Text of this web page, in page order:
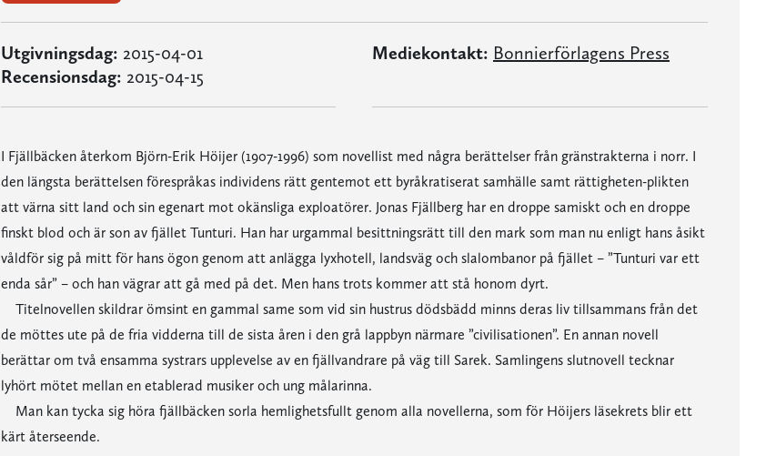
Utgivningsdag: 2015-04-01
Recensionsdag: 2015-04-15
Mediekontakt: Bonnierförlagens Press
I Fjällbäcken återkom Björn-Erik Höijer (1907-1996) som novellist med några berättelser från gränstrakterna i norr. I
den längsta berättelsen förespråkas individens rätt gentemot ett byråkratiserat samhälle samt rättigheten-plikten
att värna sitt land och sin egenart mot okänsliga exploatörer. Jonas Fjällberg har en droppe samiskt och en droppe
finskt blod och är son av fjället Tunturi. Han har urgammal besittningsrätt till den mark som man nu enligt hans åsikt
våldför sig på mitt för hans ögon genom att anlägga lyxhotell, landsväg och slalombanor på fjället – ”Tunturi var ett
enda sår” – och han vägrar att gå med på det. Men hans trots kommer att stå honom dyrt.
Titelnovellen skildrar ömsint en gammal same som vid sin hustrus dödsbädd minns deras liv tillsammans från det
de möttes ute på de fria vidderna till de sista åren i den grå lappbyn närmare ”civilisationen”. En annan novell
berättar om två ensamma systrars upplevelse av en fjällvandrare på väg till Sarek. Samlingens slutnovell tecknar
lyhört mötet mellan en etablerad musiker och ung målarinna.
Man kan tycka sig höra fjällbäcken sorla hemlighetsfullt genom alla novellerna, som för Höijers läsekrets blir ett
kärt återseende.